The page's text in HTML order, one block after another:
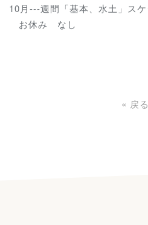
10月---週間「基本、水土」スケ
お休み なし
« 戻る